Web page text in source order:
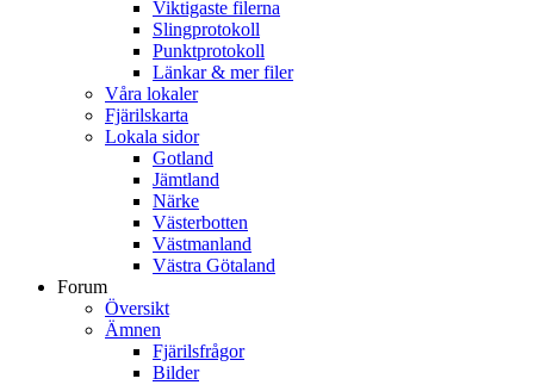
Viktigaste filerna
Slingprotokoll
Punktprotokoll
Länkar & mer filer
Våra lokaler
Fjärilskarta
Lokala sidor
Gotland
Jämtland
Närke
Västerbotten
Västmanland
Västra Götaland
Forum
Översikt
Ämnen
Fjärilsfrågor
Bilder